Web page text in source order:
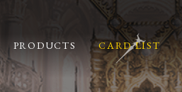
PRODUCTS CARD LIST